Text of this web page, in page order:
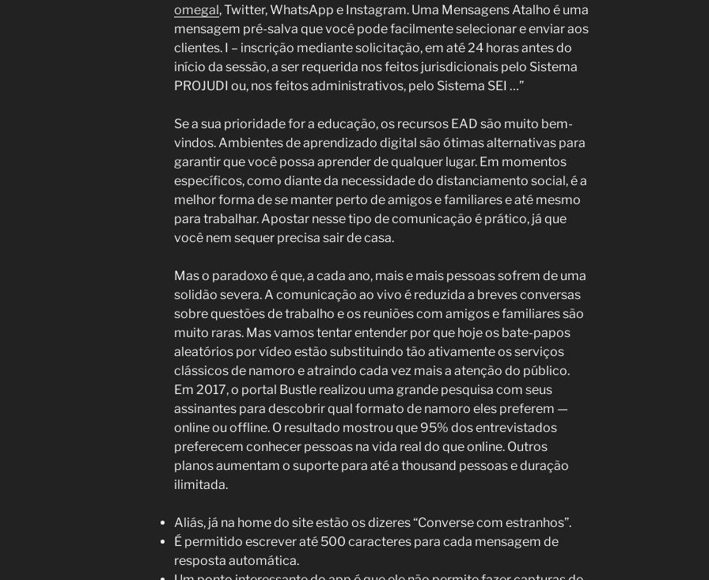
omegal, Twitter, WhatsApp e Instagram. Uma Mensagens Atalho é uma
mensagem pré-salva que você pode facilmente selecionar e enviar aos
clientes. I – inscrição mediante solicitação, em até 24 horas antes do
início da sessão, a ser requerida nos feitos jurisdicionais pelo Sistema
PROJUDI ou, nos feitos administrativos, pelo Sistema SEI …”
Se a sua prioridade for a educação, os recursos EAD são muito bem-
vindos. Ambientes de aprendizado digital são ótimas alternativas para
garantir que você possa aprender de qualquer lugar. Em momentos
específicos, como diante da necessidade do distanciamento social, é a
melhor forma de se manter perto de amigos e familiares e até mesmo
para trabalhar. Apostar nesse tipo de comunicação é prático, já que
você nem sequer precisa sair de casa.
Mas o paradoxo é que, a cada ano, mais e mais pessoas sofrem de uma
solidão severa. A comunicação ao vivo é reduzida a breves conversas
sobre questões de trabalho e os reuniões com amigos e familiares são
muito raras. Mas vamos tentar entender por que hoje os bate-papos
aleatórios por vídeo estão substituindo tão ativamente os serviços
clássicos de namoro e atraindo cada vez mais a atenção do público.
Em 2017, o portal Bustle realizou uma grande pesquisa com seus
assinantes para descobrir qual formato de namoro eles preferem —
online ou offline. O resultado mostrou que 95% dos entrevistados
preferecem conhecer pessoas na vida real do que online. Outros
planos aumentam o suporte para até a thousand pessoas e duração
ilimitada.
Aliás, já na home do site estão os dizeres “Converse com estranhos”.
É permitido escrever até 500 caracteres para cada mensagem de
resposta automática.